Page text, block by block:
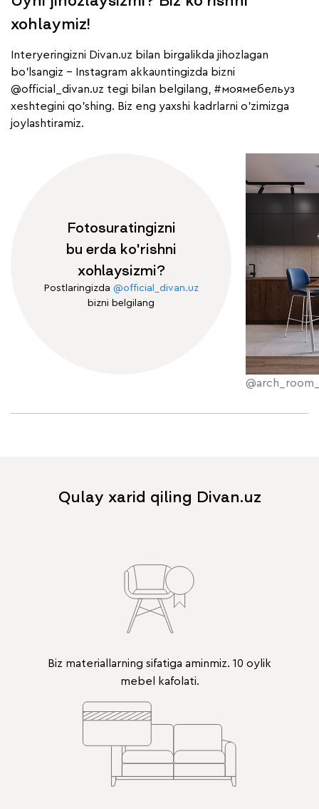
xohlaymiz!
Interyeringizni Divan.uz bilan birgalikda jihozlagan
bo'lsangiz - Instagram akkauntingizda bizni
@official_divan.uz tegi bilan belgilang, #моямебельуз
xeshtegini qo'shing. Biz eng yaxshi kadrlarni o'zimizga
joylashtiramiz.
Fotosuratingizni
bu erda ko'rishni
xohlaysizmi?
Postlaringizda @official_divan.uz
bizni belgilang
Qulay xarid qiling Divan.uz
Biz materiallarning sifatiga aminmiz. 10 oylik
mebel kafolati.